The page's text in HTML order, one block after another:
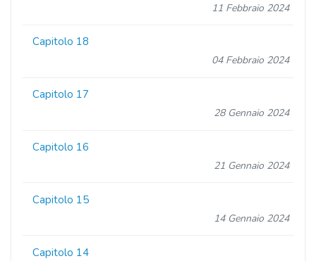
11 Febbraio 2024
Capitolo 18
04 Febbraio 2024
Capitolo 17
28 Gennaio 2024
Capitolo 16
21 Gennaio 2024
Capitolo 15
14 Gennaio 2024
Capitolo 14